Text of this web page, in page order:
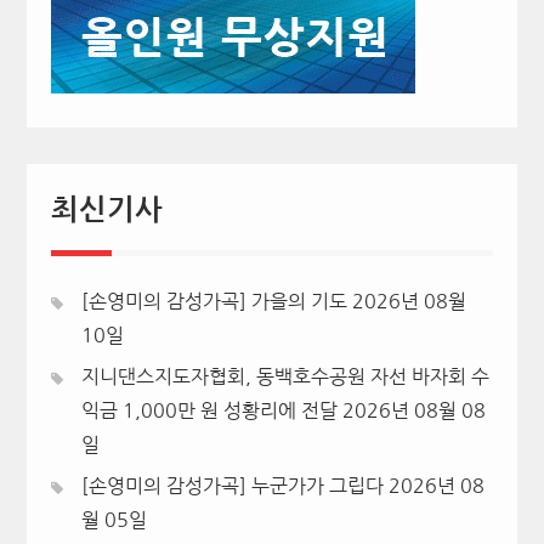
최신기사
[손영미의 감성가곡] 가을의 기도 2026년 08월
10일
지니댄스지도자협회, 동백호수공원 자선 바자회 수
익금 1,000만 원 성황리에 전달 2026년 08월 08
일
[손영미의 감성가곡] 누군가가 그립다 2026년 08
월 05일